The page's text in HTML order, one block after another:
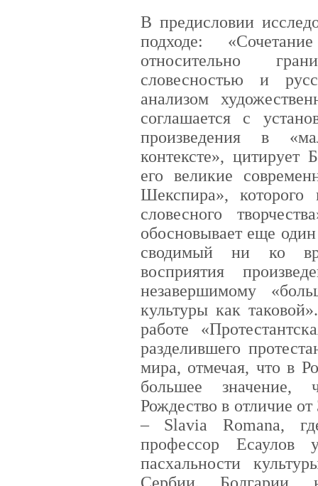
В предисловии
подходе:
относительно
словесностью и
анализом
соглашается с
произведения в
контексте»,
его великие
Шекспира»,
словесного
обосновывает еще
сводимый ни ко
восприятия
незавершимому
культуры как
работе
разделившего
мира, отмечая, что в
большее значение,
Рождество в отличие
– Slavia Romana,
профессор Есаулов
пасхальности
Сербии. Болгарии,